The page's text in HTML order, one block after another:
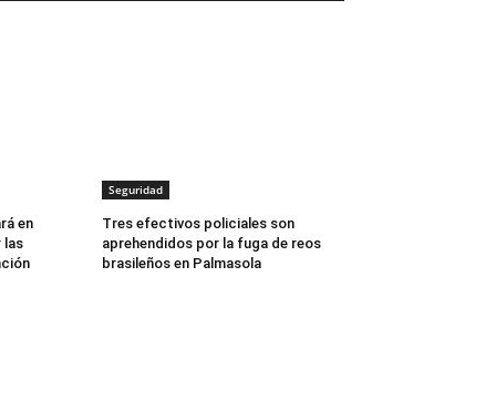
en
las
Seguridad
Tres efectivos policiales son
aprehendidos por la fuga de reos
brasileños en Palmasola